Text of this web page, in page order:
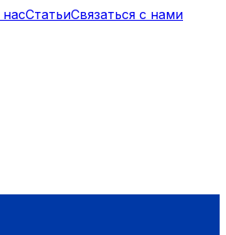
СтатьиСвязаться с нами